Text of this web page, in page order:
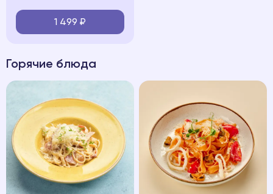
1 499 ₽
Горячие блюда